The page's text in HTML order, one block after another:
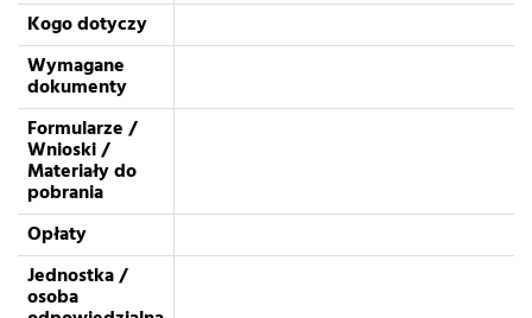
Kogo dotyczy
Wymagane
dokumenty
Formularze /
Wnioski /
Materiały do
pobrania
Opłaty
Jednostka /
osoba